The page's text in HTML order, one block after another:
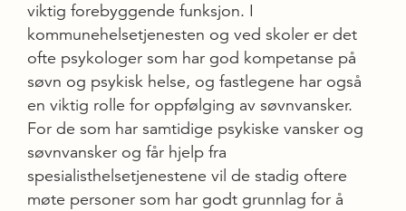
viktig forebyggende funksjon. I
kommunehelsetjenesten og ved skoler er det
ofte psykologer som har god kompetanse på
søvn og psykisk helse, og fastlegene har også
en viktig rolle for oppfølging av søvnvansker.
For de som har samtidige psykiske vansker og
søvnvansker og får hjelp fra
spesialisthelsetjenestene vil de stadig oftere
møte personer som har godt grunnlag for å